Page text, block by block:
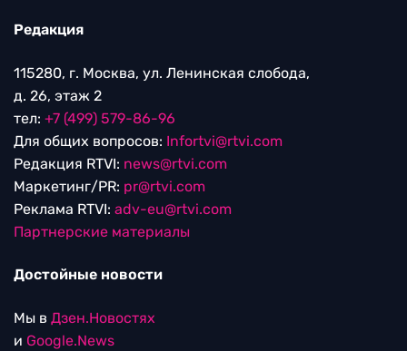
Редакция
115280, г. Москва, ул. Ленинская слобода,
д. 26, этаж 2
тел: +7 (499) 579-86-96
Для общих вопросов: Infortvi@rtvi.com
Редакция RTVI: news@rtvi.com
Маркетинг/PR: pr@rtvi.com
Реклама RTVI: adv-eu@rtvi.com
Партнерские материалы
Достойные новости
Мы в Дзен.Новостях
и Google.News